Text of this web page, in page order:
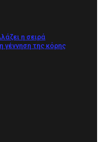
η σειρά
γέννηση της κόρης